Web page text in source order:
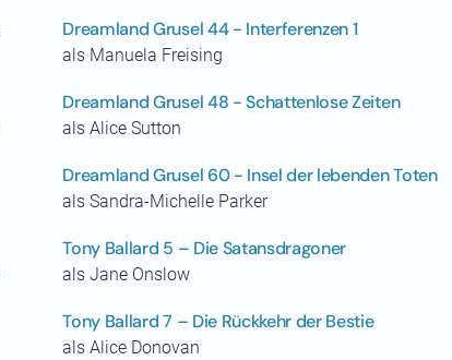
Dreamland Grusel 44 - Interferenzen 1
als Manuela Freising
Dreamland Grusel 48 - Schattenlose Zeiten
als Alice Sutton
Dreamland Grusel 60 - Insel der lebenden Toten
als Sandra-Michelle Parker
Tony Ballard 5 – Die Satansdragoner
als Jane Onslow
Tony Ballard 7 – Die Rückkehr der Bestie
als Alice Donovan